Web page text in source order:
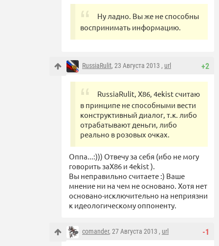
Ну ладно. Вы же не способны
воспринимать информацию.
+2
RussiaRulit, 23 Августа 2013 , url
RussiaRulit, X86, 4ekist считаю
в принципе не способными вести
конструктивный диалог, т.к. либо
отрабатывают деньги, либо
реально в розовых очках.
Оппа...:))) Отвечу за себя (ибо не могу
говорить заХ86 и 4ekist ).
Вы неправильно считаете :) Ваше
мнение ни на чем не основано. Хотя нет
основано-исключительно на неприязни
к идеологическому оппоненту.
-1
comander, 27 Августа 2013 , url